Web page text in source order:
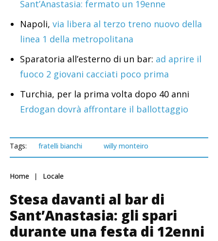
Sant’Anastasia: fermato un 19enne
Napoli, via libera al terzo treno nuovo della
linea 1 della metropolitana
Sparatoria all’esterno di un bar: ad aprire il
fuoco 2 giovani cacciati poco prima
Turchia, per la prima volta dopo 40 anni
Erdogan dovrà affrontare il ballottaggio
Tags: fratelli bianchi willy monteiro
Home Locale
Stesa davanti al bar di
Sant’Anastasia: gli spari
durante una festa di 12enni